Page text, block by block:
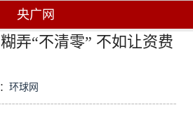
央广网
弄“不清零” 不如让资费
环球网